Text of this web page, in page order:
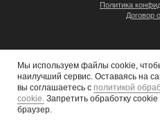
© 2008–2026
Политика
Договор
Мы используем файлы cookie,
наилучший сервис. Оставаясь на
вы соглашаетесь с политикой
cookie. Запретить обработку
браузер.